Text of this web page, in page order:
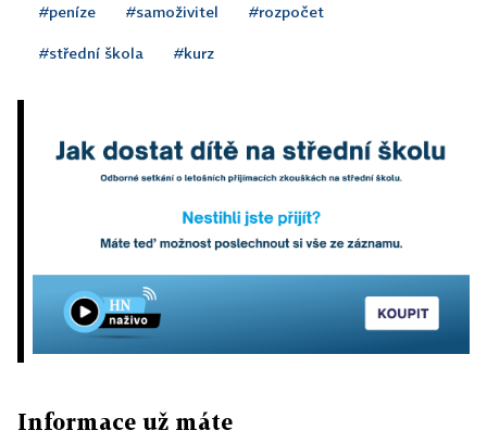
#peníze #samoživitel #rozpočet
#střední škola #kurz
Informace už máte